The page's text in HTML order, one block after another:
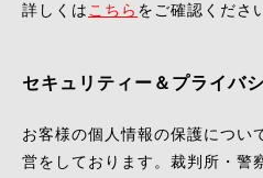
詳しくは こちら をご確認くださ
セキュリティー＆プライバ
お客様の個人情報の保護につい
営をしております。裁判所・警